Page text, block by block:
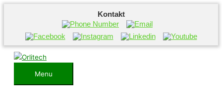
Kontakt
Přeskočit
Menu
Menu